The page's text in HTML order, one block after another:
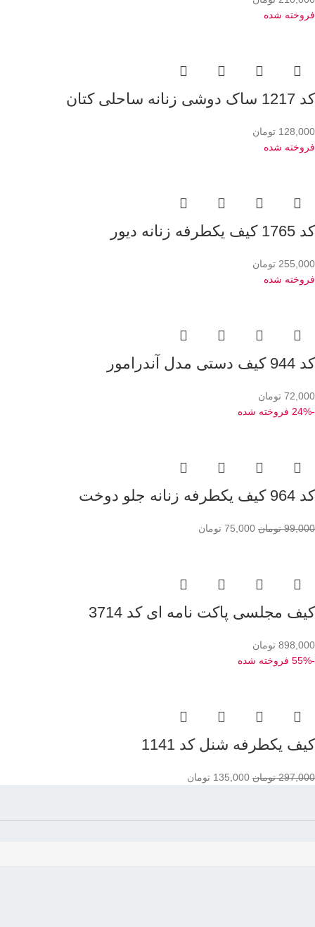
فروخته شده
کد 1217 ساک دوشی زنانه ساحلی کتان
128,000 تومان
فروخته شده
کد 1765 کیف یکطرفه زنانه دیور
255,000 تومان
فروخته شده
کد 944 کیف دستی مدل آندرامور
72,000 تومان
-24%
فروخته شده
کد 964 کیف یکطرفه زنانه جلو دوخت
99,000 تومان 75,000 تومان
کیف مجلسی پاکت نامه ای کد 3714
898,000 تومان
-55%
فروخته شده
کیف یکطرفه شنل کد 1141
297,000 تومان 135,000 تومان